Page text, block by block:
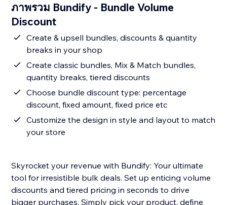
ภาพรวม Bundify - Bundle Volume
Discount
Create & upsell bundles, discounts & quantity
breaks in your shop
Create classic bundles, Mix & Match bundles,
quantity breaks, tiered discounts
Choose bundle discount type: percentage
discount, fixed amount, fixed price etc
Customize the design in style and layout to match
your store
Skyrocket your revenue with Bundify: Your ultimate
tool for irresistible bulk deals. Set up enticing volume
discounts and tiered pricing in seconds to drive
bigger purchases. Simply pick your product, define